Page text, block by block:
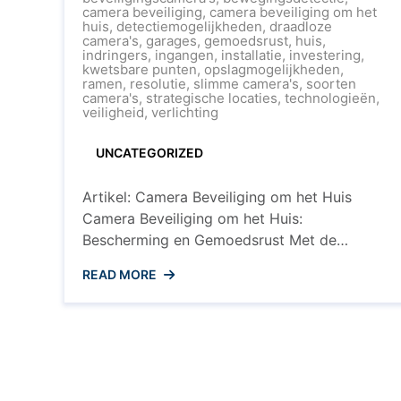
Huis:
uw
Woning
met
camera beveiliging, camera beveiliging om het
huis, detectiemogelijkheden, draadloze
camera's, garages, gemoedsrust, huis,
indringers, ingangen, installatie, investering,
kwetsbare punten, opslagmogelijkheden,
ramen, resolutie, slimme camera's, soorten
camera's, strategische locaties, technologieën,
veiligheid, verlichting
UNCATEGORIZED
Artikel: Camera Beveiliging om het Huis
Camera Beveiliging om het Huis:
Bescherming en Gemoedsrust Met de
beveiliging is camera beveiliging rondom het
huis een populaire keuze geworden voor
READ MORE